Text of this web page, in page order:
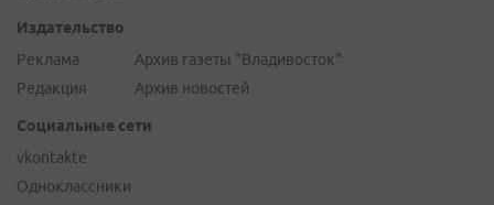
Издательство
Реклама
Редакция
Архив газеты "Владивосток"
Архив новостей
Социальные сети
vkontakte
Одноклассники